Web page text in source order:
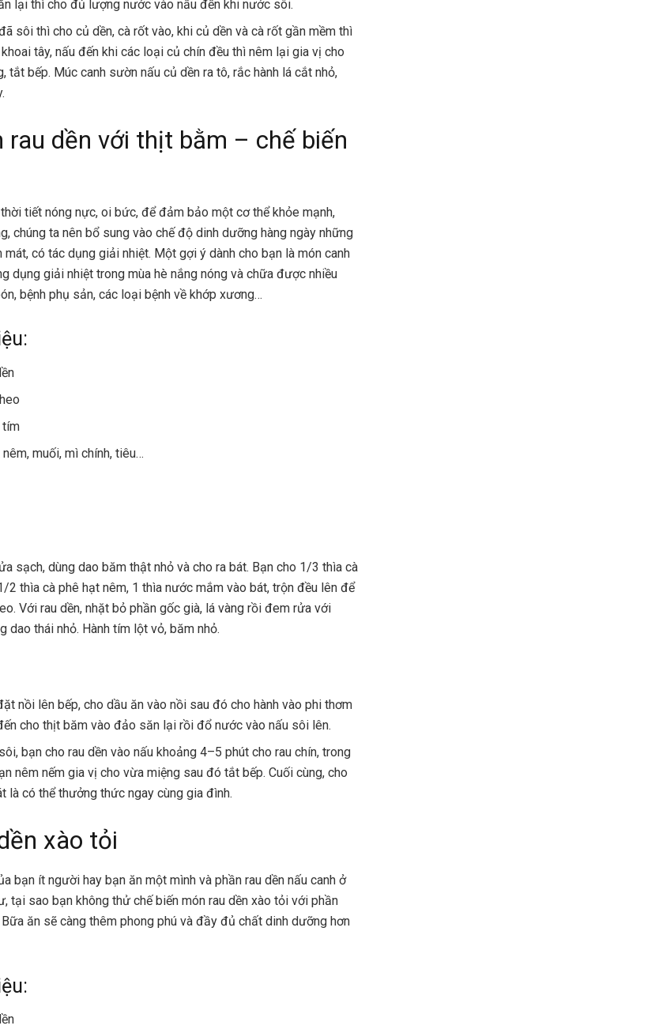
lại thì cho đủ lượng nước vào nấu đến khi nước sôi.
sôi thì cho củ dền, cà rốt vào, khi củ dền và cà rốt gần mềm thì
tây, nấu đến khi các loại củ chín đều thì nêm lại gia vị cho
tắt bếp. Múc canh sườn nấu củ dền ra tô, rắc hành lá cắt nhỏ,
rau dền với thịt bằm – chế biến
tiết nóng nực, oi bức, để đảm bảo một cơ thể khỏe mạnh,
chúng ta nên bổ sung vào chế độ dinh dưỡng hàng ngày những
có tác dụng giải nhiệt. Một gợi ý dành cho bạn là món canh
dụng giải nhiệt trong mùa hè nắng nóng và chữa được nhiều
bệnh phụ sản, các loại bệnh về khớp xương…
tím
nêm, muối, mì chính, tiêu…
sạch, dùng dao băm thật nhỏ và cho ra bát. Bạn cho 1/3 thìa cà
2 thìa cà phê hạt nêm, 1 thìa nước mắm vào bát, trộn đều lên để
Với rau dền, nhặt bỏ phần gốc già, lá vàng rồi đem rửa với
dao thái nhỏ. Hành tím lột vỏ, băm nhỏ.
nồi lên bếp, cho dầu ăn vào nồi sau đó cho hành vào phi thơm
cho thịt băm vào đảo săn lại rồi đổ nước vào nấu sôi lên.
bạn cho rau dền vào nấu khoảng 4–5 phút cho rau chín, trong
nêm nếm gia vị cho vừa miệng sau đó tắt bếp. Cuối cùng, cho
là có thể thưởng thức ngay cùng gia đình.
xào tỏi
bạn ít người hay bạn ăn một mình và phần rau dền nấu canh ở
tại sao bạn không thử chế biến món rau dền xào tỏi với phần
ăn sẽ càng thêm phong phú và đầy đủ chất dinh dưỡng hơn